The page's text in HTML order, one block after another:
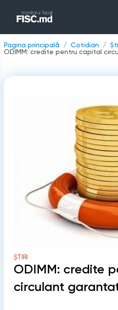
Pagina principală Cotidian
ODIMM: credite pentru capital
ȘTIRI
ODIMM: credite
circulant